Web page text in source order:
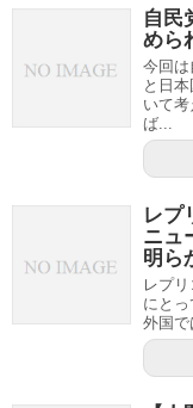
自民
めら
今回は
と日
いて
ば...
レプ
ニュ
明ら
レプ
にとっ
外国